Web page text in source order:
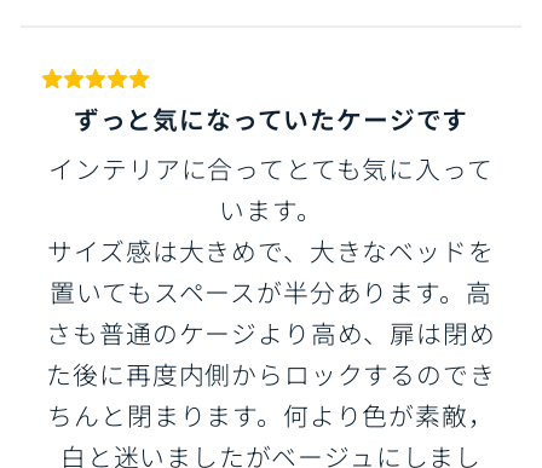
ずっと気になっていたケージです
インテリアに合ってとても気に入って
います。
サイズ感は大きめで、大きなベッドを
置いてもスペースが半分あります。高
さも普通のケージより高め、扉は閉め
た後に再度内側からロックするのでき
ちんと閉まります。何より色が素敵，
白と迷いましたがベージュにしまし